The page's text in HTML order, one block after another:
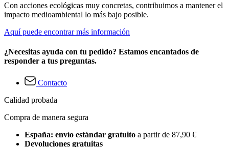
Con acciones ecológicas muy concretas, contribuimos a mantener el
impacto medioambiental lo más bajo posible.
Aquí puede encontrar más información
¿Necesitas ayuda con tu pedido? Estamos encantados de
responder a tus preguntas.
Contacto
Calidad probada
Compra de manera segura
España: envío estándar gratuito a partir de 87,90 €
Devoluciones gratuitas